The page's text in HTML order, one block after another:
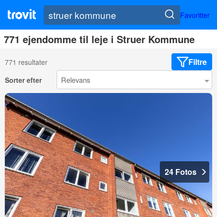
Favoritter
771 ejendomme til leje i Struer Kommune
771 resultater Filtre
Sorter efter
24 Fotos